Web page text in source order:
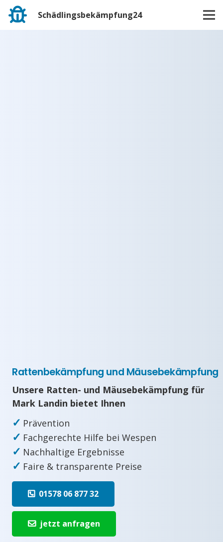
Schädlingsbekämpfung24
Rattenbekämpfung und Mäusebekämpfung
Unsere Ratten- und Mäusebekämpfung für
Mark Landin bietet Ihnen
✓ Prävention
✓ Fachgerechte Hilfe bei Wespen
✓ Nachhaltige Ergebnisse
✓ Faire & transparente Preise
01578 06 877 32
jetzt anfragen